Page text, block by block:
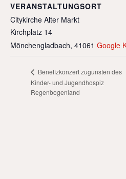
VERANSTALTUNGSORT
Citykirche Alter Markt
Kirchplatz 14
Mönchengladbach, 41061 Google
Benefizkonzert zugunsten des
Kinder- und Jugendhospiz
Regenbogenland